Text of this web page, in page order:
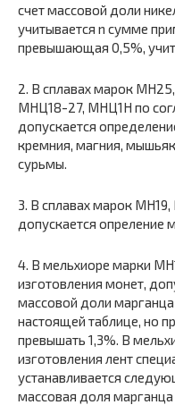
счет массовой доли
учитывается n сумме
превышающая 0,5%,
2. В сплавах марок
МНЦ18-27, МНЦ1Н по
допускается
кремния, магния,
сурьмы.
3. В сплавах марок
допускается опреление
4. В мельхиоре марки
изготовления монет,
массовой доли
настоящей таблице, но
превышать 1,3%. В
изготовления лент
устанавливается
массовая доля